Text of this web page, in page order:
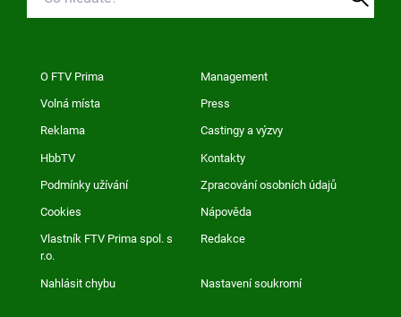
O FTV Prima Management
Volná místa Press
Reklama Castingy a výzvy
HbbTV Kontakty
Podmínky užívání Zpracování osobních údajů
Cookies Nápověda
Vlastník FTV Prima spol. s
r.o.
Redakce
Nahlásit chybu Nastavení soukromí